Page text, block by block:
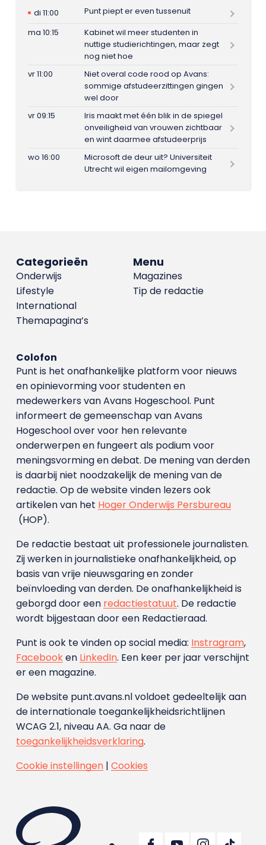
di 11:00
Punt piept er even tussenuit
ma 10:15
Kabinet wil meer studenten in
nuttige studierichtingen, maar zegt
nog niet hoe
vr 11:00
Niet overal code rood op Avans:
sommige afstudeerzittingen gingen
wel door
vr 09:15
Iris maakt met één blik in de spiegel
onveiligheid van vrouwen zichtbaar
en wint daarmee afstudeerprijs
wo 16:00
Microsoft de deur uit? Universiteit
Utrecht wil eigen mailomgeving
Menu
Magazines
Tip de redactie
Categorieën
Onderwijs
Lifestyle
International
Themapagina’s
Colofon
Punt is het onafhankelijke platform voor nieuws
en opinievorming voor studenten en
medewerkers van Avans Hoge­school. Punt
informeert de gemeenschap van Avans
Hogeschool over voor hen relevante
onderwerpen en fungeert als podium voor
meningsvorming en debat. De mening van derden
is daarbij niet noodzakelijk de mening van de
redactie. Op de website vinden lezers ook
artikelen van het Hoger Onderwijs Persbureau
(HOP).
De redactie bestaat uit professionele journalisten.
Zij werken in journalistieke onafhankelijkheid, op
basis van vrije nieuwsgaring en zonder
beïnvloeding van derden. De onafhankelijkheid is
geborgd door een redactiestatuut. De redactie
wordt bijgestaan door een Redactieraad.
Punt is ook te vinden op social media: Instragram,
Facebooken LinkedIn. Een keer per jaar verschijnt
er een magazine.
De website punt.avans.nl voldoet gedeeltelijk aan
de internationale toegankelijkheidsrichtlijnen
WCAG 2.1, niveau AA. Ga naar de
toegankelijkheidsverklaring.
Cookie instellingen| Cookies